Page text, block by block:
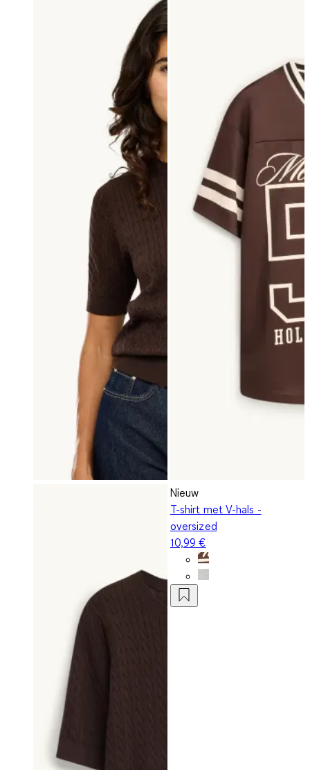
Nieuw
T-shirt met V-hals -
oversized
10,99 €